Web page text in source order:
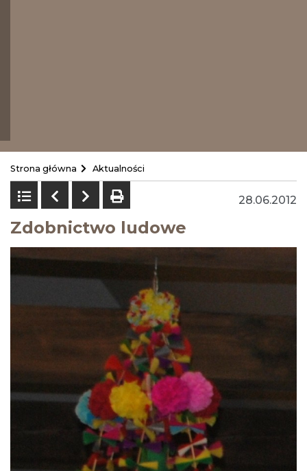
Strona główna Aktualności
Powrót do listy
Poprzedni
Następny
drukuj 28.06.2012
Zdobnictwo ludowe